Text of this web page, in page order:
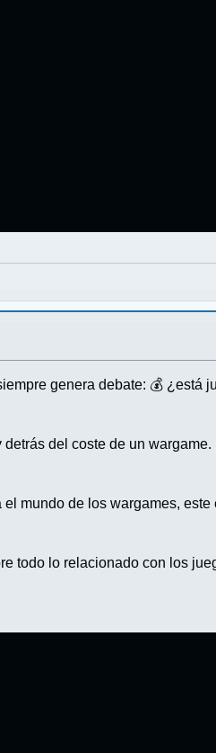
genera debate: 💰 ¿está
del coste de un
mundo de los wargames, este
todo lo relacionado con los